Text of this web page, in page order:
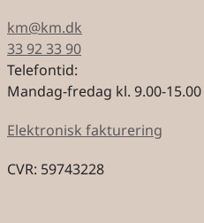
km@km.dk
33 92 33 90
Telefontid:
Mandag-fredag kl. 9.00-15.00
Elektronisk fakturering
CVR: 59743228